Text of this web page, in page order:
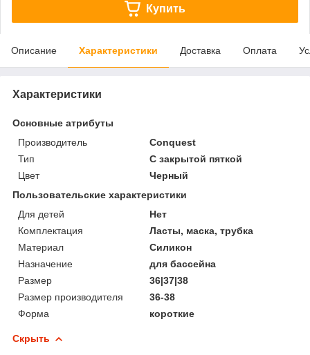
Купить
Описание Характеристики Доставка Оплата
Характеристики
Основные атрибуты
Производитель
Conquest
Тип
С закрытой пяткой
Цвет
Черный
Пользовательские характеристики
Для детей
Нет
Комплектация
Ласты, маска, трубка
Материал
Силикон
Назначение
для бассейна
Размер
36|37|38
Размер производителя
36-38
Форма
короткие
Скрыть